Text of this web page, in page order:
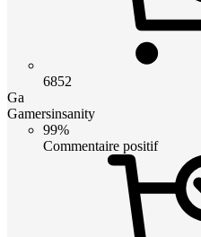
6852
Ga
Gamersinsanity
99%
Commentaire positif